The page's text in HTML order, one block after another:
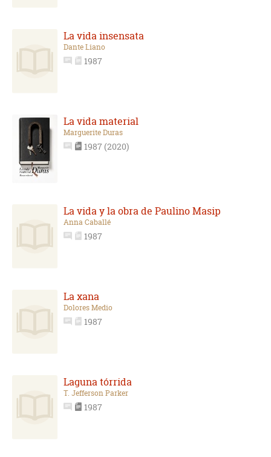
La vida insensata
Dante Liano
1987
La vida material
Marguerite Duras
1987 (2020)
La vida y la obra de Paulino Masip
Anna Caballé
1987
La xana
Dolores Medio
1987
Laguna tórrida
T. Jefferson Parker
1987